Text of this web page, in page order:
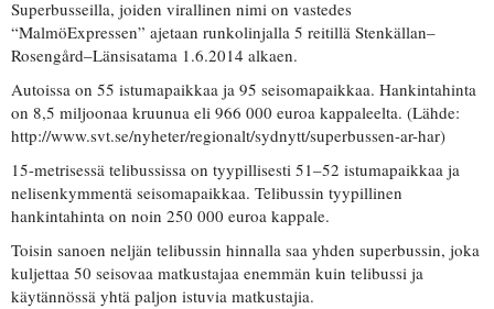
Superbusseilla, joiden virallinen nimi on vastedes
“MalmöExpressen” ajetaan runkolinjalla 5 reitillä Stenkällan–
Rosengård–Länsisatama 1.6.2014 alkaen.
Autoissa on 55 istumapaikkaa ja 95 seisomapaikkaa. Hankintahinta
on 8,5 miljoonaa kruunua eli 966 000 euroa kappaleelta. (Lähde:
http://www.svt.se/nyheter/regionalt/sydnytt/superbussen-ar-har)
15-metrisessä telibussissa on tyypillisesti 51–52 istumapaikkaa ja
nelisenkymmentä seisomapaikkaa. Telibussin tyypillinen
hankintahinta on noin 250 000 euroa kappale.
Toisin sanoen neljän telibussin hinnalla saa yhden superbussin, joka
kuljettaa 50 seisovaa matkustajaa enemmän kuin telibussi ja
käytännössä yhtä paljon istuvia matkustajia.